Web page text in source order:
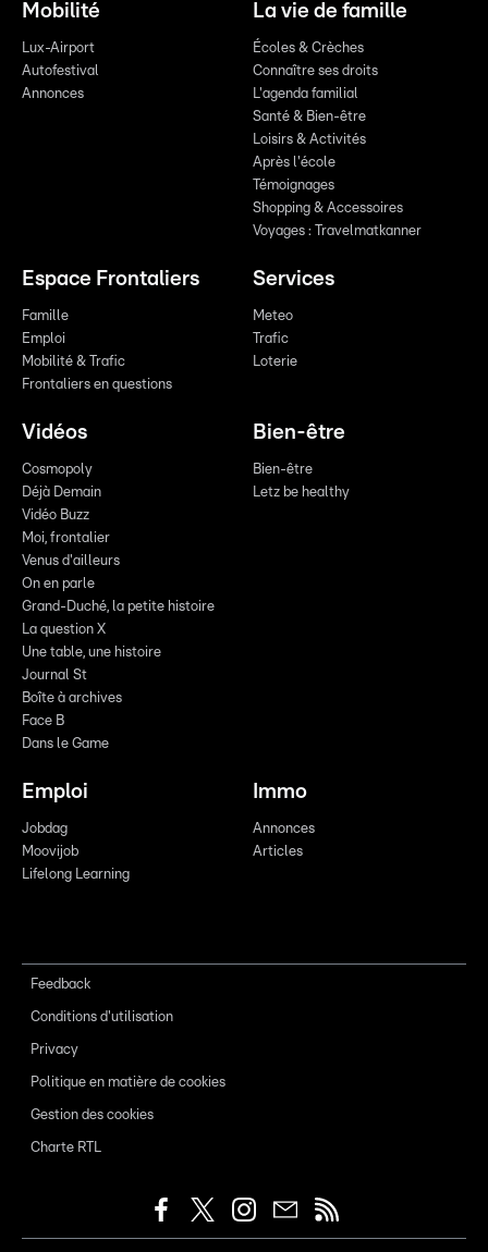
Mobilité
Lux-Airport
Autofestival
Annonces
La vie de famille
Écoles & Crèches
Connaître ses droits
L'agenda familial
Santé & Bien-être
Loisirs & Activités
Après l'école
Témoignages
Shopping & Accessoires
Voyages : Travelmatkanner
Espace Frontaliers
Famille
Emploi
Mobilité & Trafic
Frontaliers en questions
Services
Meteo
Trafic
Loterie
Vidéos
Cosmopoly
Déjà Demain
Vidéo Buzz
Moi, frontalier
Venus d'ailleurs
On en parle
Grand-Duché, la petite histoire
La question X
Une table, une histoire
Journal St
Boîte à archives
Face B
Dans le Game
Bien-être
Bien-être
Letz be healthy
Emploi
Jobdag
Moovijob
Lifelong Learning
Immo
Annonces
Articles
Feedback
Conditions d'utilisation
Privacy
Politique en matière de cookies
Gestion des cookies
Charte RTL